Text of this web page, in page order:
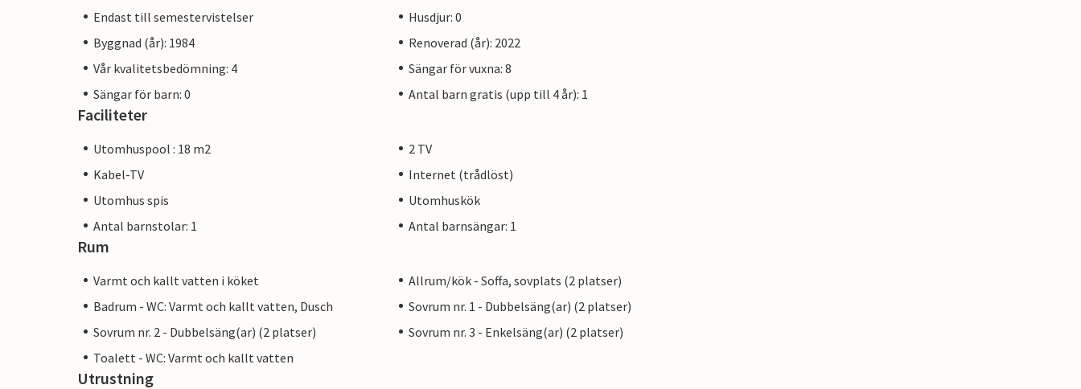
Endast till semestervistelser
Husdjur: 0
Byggnad (år): 1984
Renoverad (år): 2022
Vår kvalitetsbedömning: 4
Sängar för vuxna: 8
Sängar för barn: 0
Antal barn gratis (upp till 4 år): 1
Faciliteter
Utomhuspool : 18 m2
2 TV
Kabel-TV
Internet (trådlöst)
Utomhus spis
Utomhuskök
Antal barnstolar: 1
Antal barnsängar: 1
Rum
Varmt och kallt vatten i köket
Allrum/kök - Soffa, sovplats (2 platser)
Badrum - WC: Varmt och kallt vatten, Dusch
Sovrum nr. 1 - Dubbelsäng(ar) (2 platser)
Sovrum nr. 2 - Dubbelsäng(ar) (2 platser)
Sovrum nr. 3 - Enkelsäng(ar) (2 platser)
Toalett - WC: Varmt och kallt vatten
Utrustning